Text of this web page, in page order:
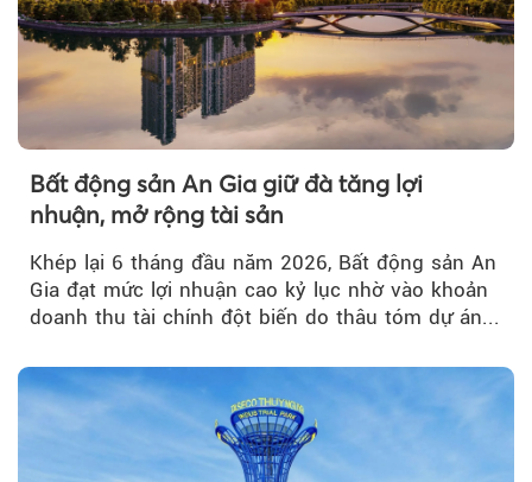
Bất động sản An Gia giữ đà tăng lợi
nhuận, mở rộng tài sản
Khép lại 6 tháng đầu năm 2026, Bất động sản An
Gia đạt mức lợi nhuận cao kỷ lục nhờ vào khoản
doanh thu tài chính đột biến do thâu tóm dự án...